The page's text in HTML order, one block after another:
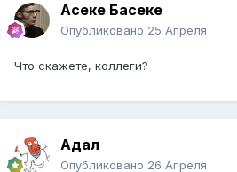
Асеке Басеке
Опубликовано 25 Апреля
Что скажете, коллеги?
Адал
Опубликовано 26 Апреля